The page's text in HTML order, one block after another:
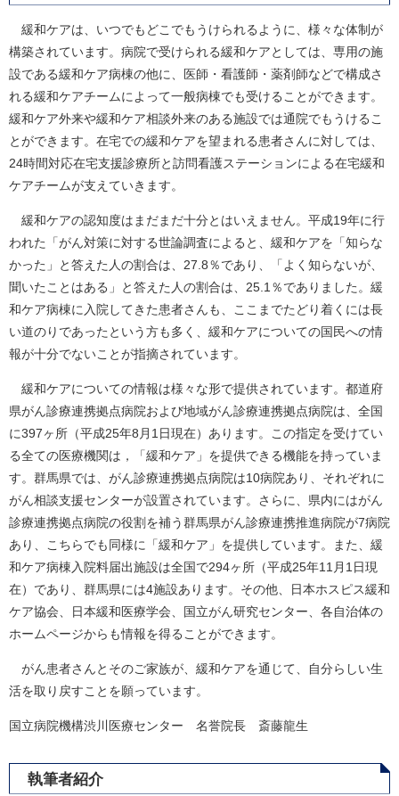
緩和ケアは、いつでもどこでもうけられるように、様々な体制が
構築されています。病院で受けられる緩和ケアとしては、専用の施
設である緩和ケア病棟の他に、医師・看護師・薬剤師などで構成さ
れる緩和ケアチームによって一般病棟でも受けることができます。
緩和ケア外来や緩和ケア相談外来のある施設では通院でもうけるこ
とができます。在宅での緩和ケアを望まれる患者さんに対しては、
24時間対応在宅支援診療所と訪問看護ステーションによる在宅緩和
ケアチームが支えていきます。
緩和ケアの認知度はまだまだ十分とはいえません。平成19年に行
われた「がん対策に対する世論調査によると、緩和ケアを「知らな
かった」と答えた人の割合は、27.8％であり、「よく知らないが、
聞いたことはある」と答えた人の割合は、25.1％でありました。緩
和ケア病棟に入院してきた患者さんも、ここまでたどり着くには長
い道のりであったという方も多く、緩和ケアについての国民への情
報が十分でないことが指摘されています。
緩和ケアについての情報は様々な形で提供されています。都道府
県がん診療連携拠点病院および地域がん診療連携拠点病院は、全国
に397ヶ所（平成25年8月1日現在）あります。この指定を受けてい
る全ての医療機関は，「緩和ケア」を提供できる機能を持っていま
す。群馬県では、がん診療連携拠点病院は10病院あり、それぞれに
がん相談支援センターが設置されています。さらに、県内にはがん
診療連携拠点病院の役割を補う群馬県がん診療連携推進病院が7病院
あり、こちらでも同様に「緩和ケア」を提供しています。また、緩
和ケア病棟入院料届出施設は全国で294ヶ所（平成25年11月1日現
在）であり、群馬県には4施設あります。その他、日本ホスピス緩和
ケア協会、日本緩和医療学会、国立がん研究センター、各自治体の
ホームページからも情報を得ることができます。
がん患者さんとそのご家族が、緩和ケアを通じて、自分らしい生
活を取り戻すことを願っています。
国立病院機構渋川医療センター 名誉院長 斎藤龍生
執筆者紹介